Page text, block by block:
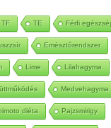
TF TE Férfi egészség
Emésztőrendszer
Lime Lilahagyma
Medvehagyma